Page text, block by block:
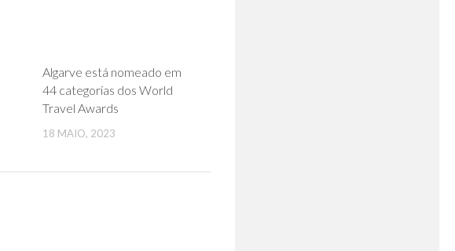
Algarve está nomeado em
44 categorias dos World
Travel Awards
18 MAIO, 2023